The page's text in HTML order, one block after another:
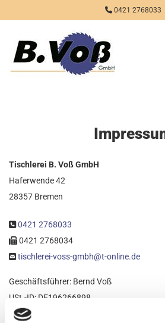
 0421 2768033
Tisch­le­rei B. Voß GmbH
Haferwende 42
28357 Bremen
 0421 2768033
 0421 2768034
 tisch­le­rei-voss-gmbh@​t-​online.​de
Ge­schäfts­füh­rer: Bernd Voß
USt.-ID: DE196266898
Steu­er­num­mer: 460/132/03790